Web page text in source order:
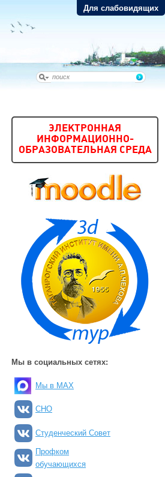
Для слабовидящих
ЭЛЕКТРОННАЯ
ИНФОРМАЦИОННО-
ОБРАЗОВАТЕЛЬНАЯ СРЕДА
Мы в социальных сетях:
Мы в MAX
СНО
Студенческий Совет
Профком
обучающихся